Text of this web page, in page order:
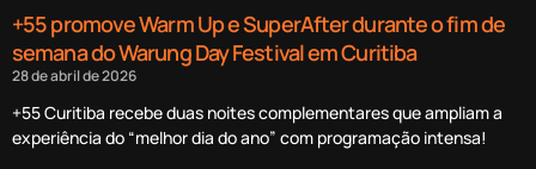
+55 promove Warm Up e SuperAfter durante o fim de
semana do Warung Day Festival em Curitiba
28 de abril de 2026
+55 Curitiba recebe duas noites complementares que ampliam a
experiência do “melhor dia do ano” com programação intensa!